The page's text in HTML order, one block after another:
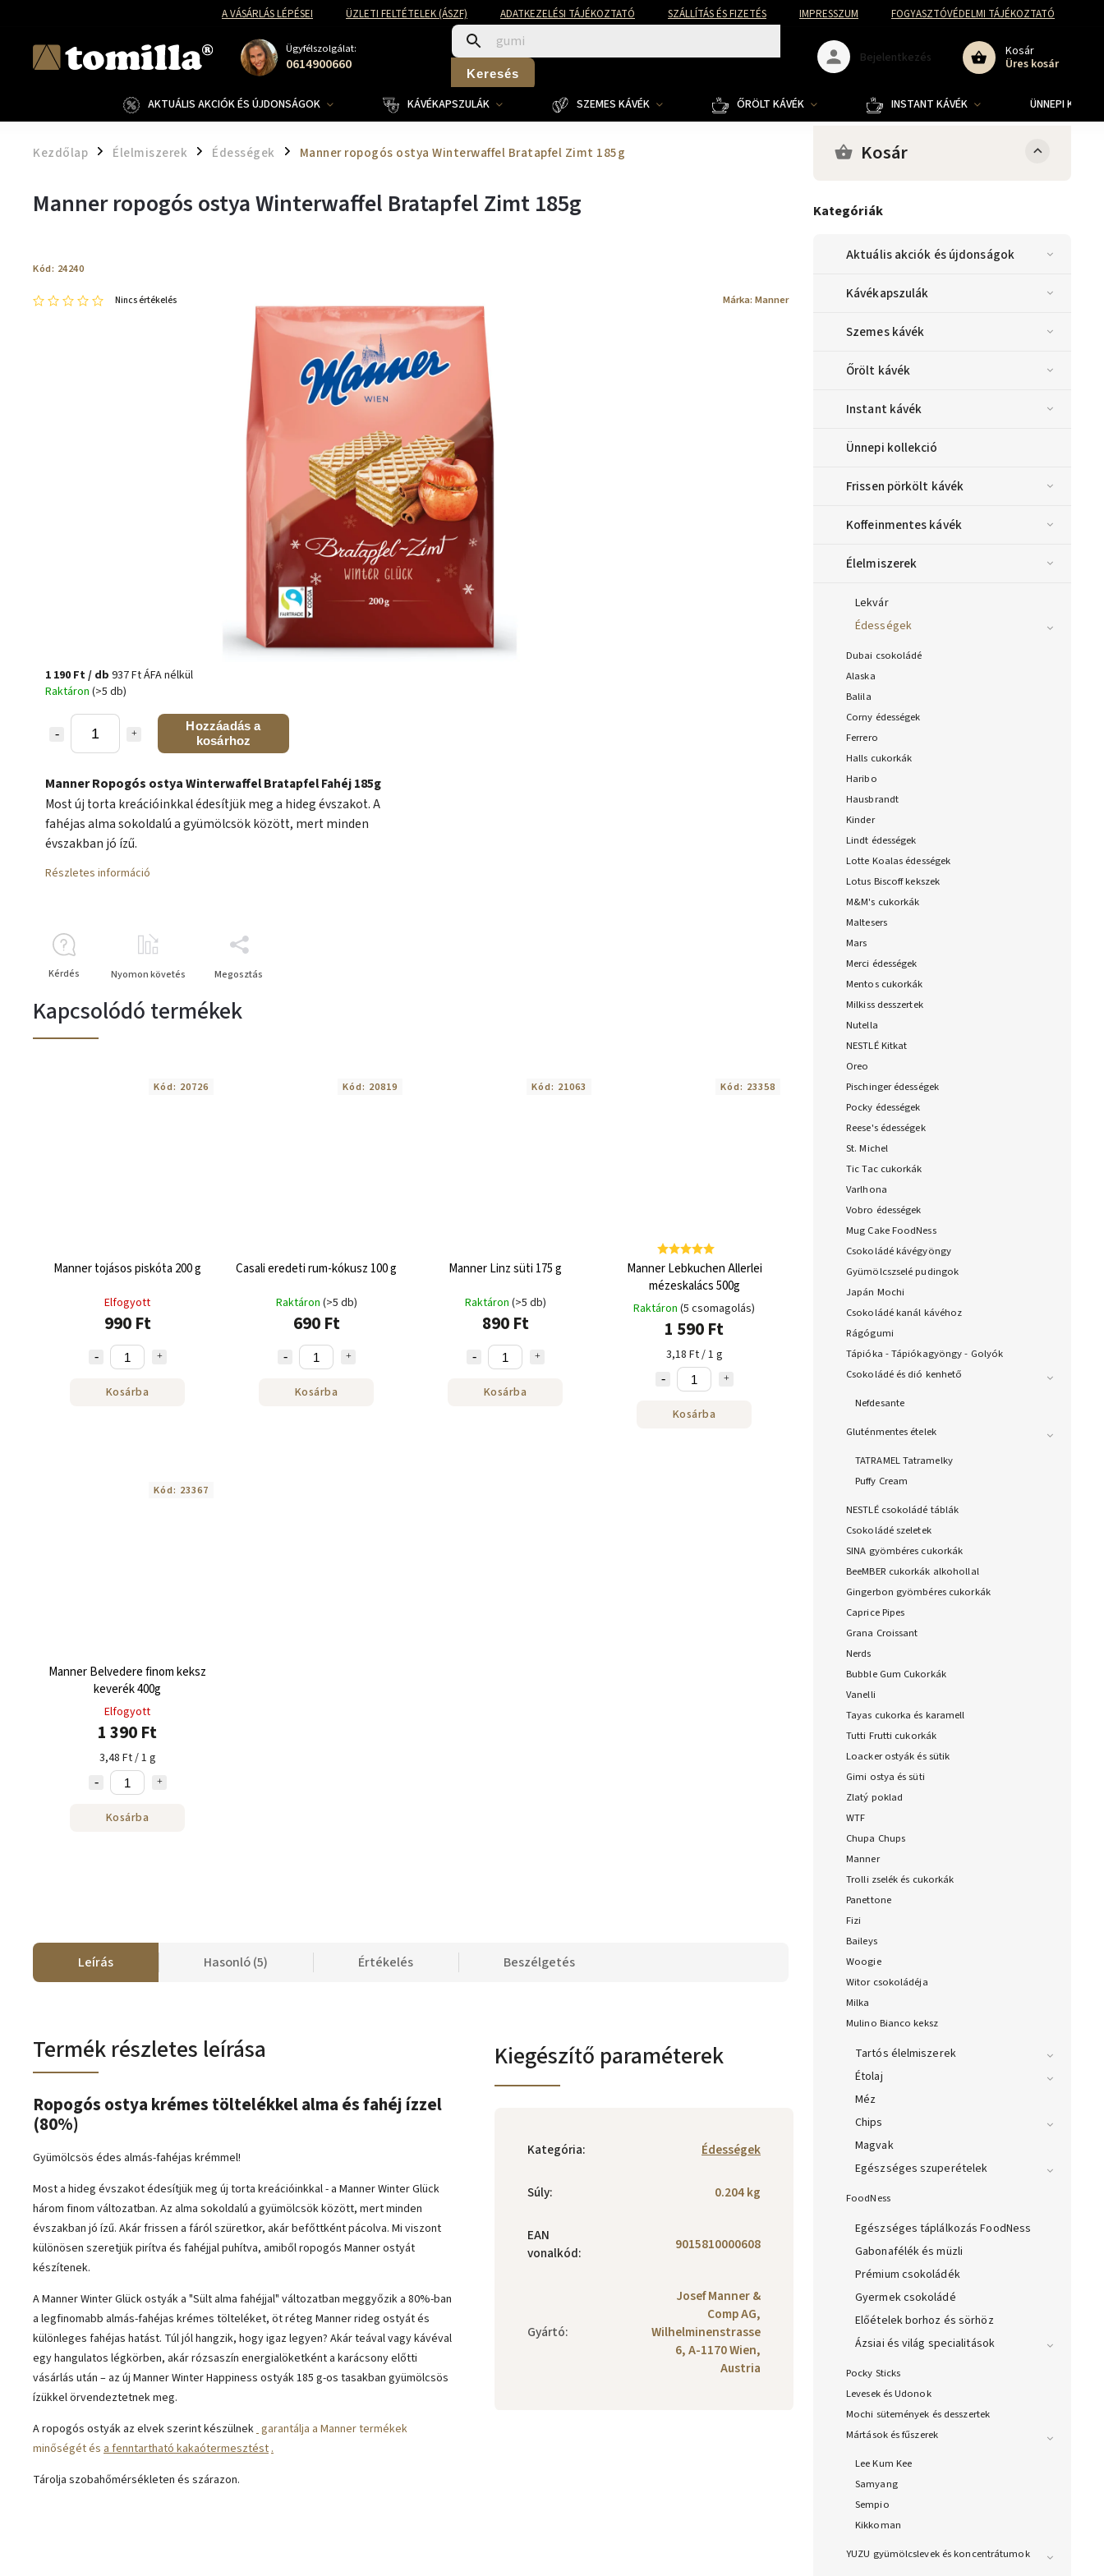
A VÁSÁRLÁS LÉPÉSEI ÜZLETI FELTÉTELEK (ÁSZF) ADATKEZELÉSI TÁJÉKOZTATÓ SZÁLLÍTÁS ÉS FIZETÉS IMPRESSZUM FOGYASZTÓVÉDELMI TÁJÉKOZTATÓ
Ügyfélszolgálat:
0614900660 Keresés
Kosár
Üres kosár
Bejelentkezés
AKTUÁLIS AKCIÓK ÉS ÚJDONSÁGOK KÁVÉKAPSZULÁK SZEMES KÁVÉK ŐRÖLT KÁVÉK INSTANT KÁVÉK ÜNNEPI
Kezdőlap / Élelmiszerek / Édességek / Manner ropogós ostya Winterwaffel Bratapfel Zimt 185g Kosár
Kategóriák
Aktuális akciók és újdonságok
Kávékapszulák
Szemes kávék
Őrölt kávék
Instant kávék
Ünnepi kollekció
Frissen pörkölt kávék
Koffeinmentes kávék
Élelmiszerek
Lekvár
Édességek
Dubai csokoládé
Alaska
Balila
Corny édességek
Ferrero
Halls cukorkák
Haribo
Hausbrandt
Kinder
Lindt édességek
Lotte Koalas édességek
Lotus Biscoff kekszek
M&M's cukorkák
Maltesers
Mars
Merci édességek
Mentos cukorkák
Milkiss desszertek
Nutella
NESTLÉ Kitkat
Oreo
Pischinger édességek
Pocky édességek
Reese's édességek
St. Michel
Tic Tac cukorkák
Varlhona
Vobro édességek
Mug Cake FoodNess
Csokoládé kávégyöngy
Gyümölcszselé pudingok
Japán Mochi
Csokoládé kanál kávéhoz
Rágógumi
Tápióka - Tápiókagyöngy - Golyók
Csokoládé és dió kenhető
Nefdesante
Gluténmentes ételek
TATRAMEL Tatramelky
Puffy Cream
NESTLÉ csokoládé táblák
Csokoládé szeletek
SINA gyömbéres cukorkák
BeeMBER cukorkák alkohollal
Gingerbon gyömbéres cukorkák
Caprice Pipes
Grana Croissant
Nerds
Bubble Gum Cukorkák
Vanelli
Tayas cukorka és karamell
Tutti Frutti cukorkák
Loacker ostyák és sütik
Gimi ostya és süti
Zlatý poklad
WTF
Chupa Chups
Manner
Trolli zselék és cukorkák
Panettone
Fizi
Baileys
Woogie
Witor csokoládéja
Milka
Mulino Bianco keksz
Tartós élelmiszerek
Étolaj
Méz
Chips
Magvak
Egészséges szuperételek
FoodNess
Egészséges táplálkozás FoodNess
Gabonafélék és müzli
Prémium csokoládék
Gyermek csokoládé
Előételek borhoz és sörhöz
Ázsiai és világ specialitások
Pocky Sticks
Levesek és Udonok
Mochi sütemények és desszertek
Mártások és fűszerek
Lee Kum Kee
Samyang
Sempio
Kikkoman
YUZU gyümölcslevek és koncentrátumok
Manner ropogós ostya Winterwaffel Bratapfel Zimt 185g
Kód: 24240
Nincs értékelés Márka: Manner
1 190 Ft/ db 937 Ft ÁFA nélkül
Raktáron (>5 db)
Hozzáadás a
kosárhoz
Manner Ropogós ostyaWinterwaffel Bratapfel Fahéj 185g
Most új torta kreációinkkal édesítjük meg a hideg évszakot. A
fahéjas alma sokoldalú a gyümölcsök között, mert minden
évszakban jó ízű.
Részletes információ
Kérdés Nyomon követés Megosztás
Kapcsolódó termékek
Manner tojásos piskóta 200 g
Elfogyott
990 Ft
Kosárba
Kód: 20726
Casali eredeti rum-kókusz 100 g
Raktáron (>5 db)
690 Ft
Kosárba
Kód: 20819
Manner Linz süti 175 g
Raktáron (>5 db)
890 Ft
Kosárba
Kód: 21063
Manner Lebkuchen Allerlei
mézeskalács 500g
Raktáron (5 csomagolás)
1 590 Ft
3,18 Ft / 1 g
Kosárba
Kód: 23358
Manner Belvedere finom keksz
keverék 400g
Elfogyott
1 390 Ft
3,48 Ft / 1 g
Kosárba
Kód: 23367
Leírás Hasonló (5) Értékelés Beszélgetés
Termék részletes leírása
Ropogós ostya krémes töltelékkel alma és fahéj ízzel
(80%)
Gyümölcsös édes almás-fahéjas krémmel!
Most a hideg évszakot édesítjük meg új torta kreációinkkal - a Manner Winter Glück
három finom változatban. Az alma sokoldalú a gyümölcsök között, mert minden
évszakban jó ízű. Akár frissen a fáról szüretkor, akár befőttként pácolva. Mi viszont
különösen szeretjük pirítva és fahéjjal puhítva, amiből ropogós Manner ostyát
készítenek.
A Manner Winter Glück ostyák a "Sült alma fahéjjal" változatban meggyőzik a 80%-ban
a legfinomabb almás-fahéjas krémes tölteléket, öt réteg Manner rideg ostyát és
különleges fahéjas hatást. Túl jól hangzik, hogy igaz legyen? Akár teával vagy kávéval
egy hangulatos légkörben, akár rózsaszín energialöketként a karácsony előtti
vásárlás után – az új Manner Winter Happiness ostyák 185 g-os tasakban gyümölcsös
ízükkel örvendeztetnek meg.
A ropogós ostyák az elvek szerint készülnek garantálja a Manner termékek
minőségét és a fenntartható kakaótermesztést.
Tárolja szobahőmérsékleten és szárazon.
Kiegészítő paraméterek
Kategória: Édességek
Súly: 0.204 kg
EAN
vonalkód: 9015810000608
Gyártó:
Josef Manner &
Comp AG,
Wilhelminenstrasse
6, A-1170 Wien,
Austria